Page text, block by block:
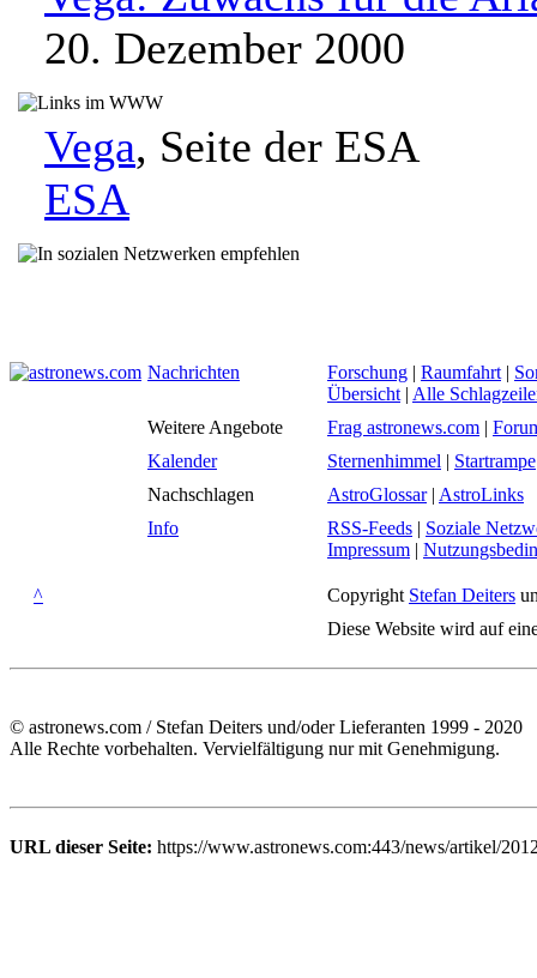
20. Dezember 2000
Vega, Seite der ESA
ESA
Nachrichten Forschung | Raumfahrt |
Übersicht | Alle
Weitere Angebote
Frag astronews.com |
Kalender
Sternenhimmel | Startrampe
Nachschlagen
AstroGlossar| AstroLinks
Info
RSS-Feeds | Soziale
Impressum |
^ Copyright Stefan Deiters
Diese Website wird auf
© astronews.com / Stefan Deiters und/oder Lieferanten 1999 - 2020
Alle Rechte vorbehalten. Vervielfältigung nur mit Genehmigung.
URL dieser Seite: https://www.astronews.com:443/news/artikel/